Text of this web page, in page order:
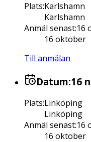
Plats:Karlshamn
Karlshamn
Anmäl senast:16
16 oktober
Till anmälan
Datum:16
Plats:Linköping
Linköping
Anmäl senast:16
16 oktober